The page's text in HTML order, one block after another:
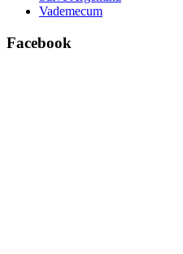
Vademecum
Facebook